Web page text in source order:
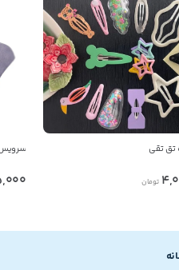
تق تقی
تومان
سرویس
و صحت موارد